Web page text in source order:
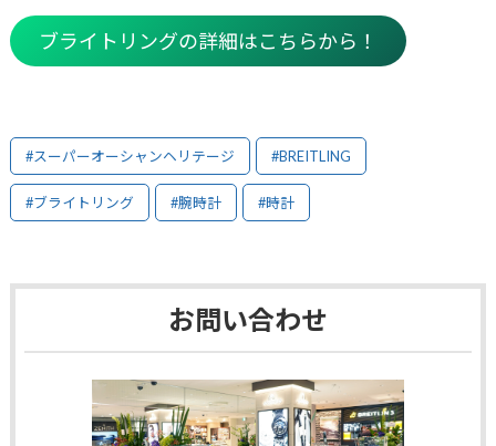
ブライトリングの詳細はこちらから！
#スーパーオーシャンヘリテージ #BREITLING
#ブライトリング #腕時計 #時計
お問い合わせ